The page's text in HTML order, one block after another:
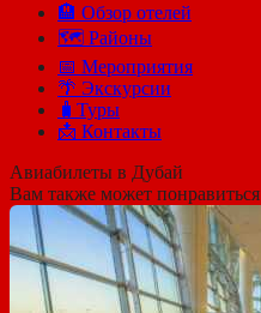
🏨 Обзор отелей
🗺 Районы
📅 Мероприятия
🌴 Экскурсии
🧳Туры
📩 Контакты
Авиабилеты в Дубай
Вам также может понравиться